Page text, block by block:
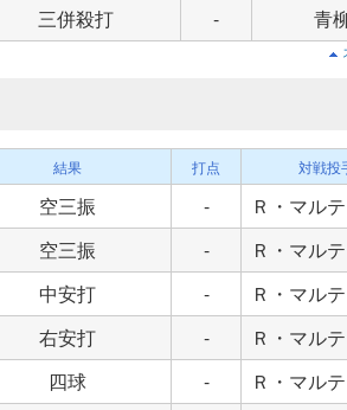
三併殺打 - 青
結果 打点 対戦投
空三振 -
Ｒ・マル
空三振 -
Ｒ・マル
中安打 -
Ｒ・マル
右安打 -
Ｒ・マル
四球 -
Ｒ・マル